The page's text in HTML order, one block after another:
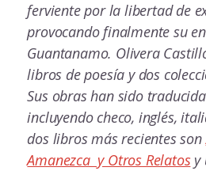
ferviente por la libertad de
provocando finalmente su
Guantanamo. Olivera
libros de poesía y dos
Sus obras han sido
incluyendo checo, inglés,
dos libros más recientes son
Amanezca y Otros Relatosy